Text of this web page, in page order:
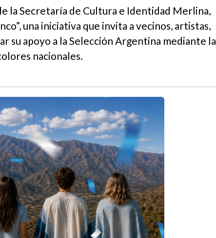
la Secretaría de Cultura e Identidad Merlina,
una iniciativa que invita a vecinos, artistas,
su apoyo a la Selección Argentina mediante la
nacionales.